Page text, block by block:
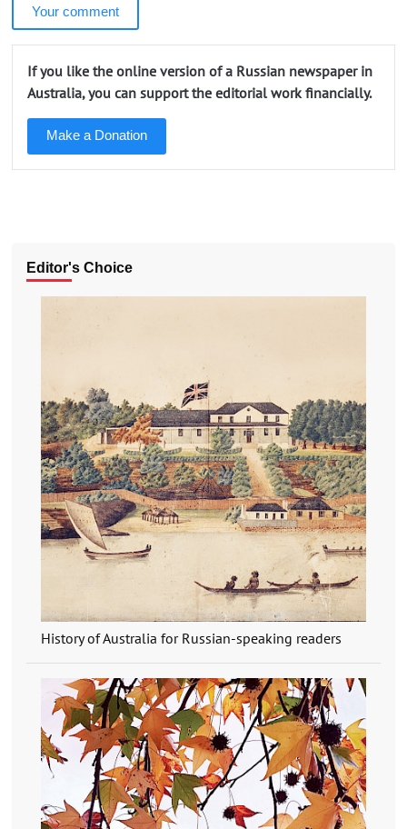
Your comment
If you like the online version of a Russian newspaper in
Australia, you can support the editorial work financially.
Make a Donation
Editor's Choice
History of Australia for Russian-speaking readers